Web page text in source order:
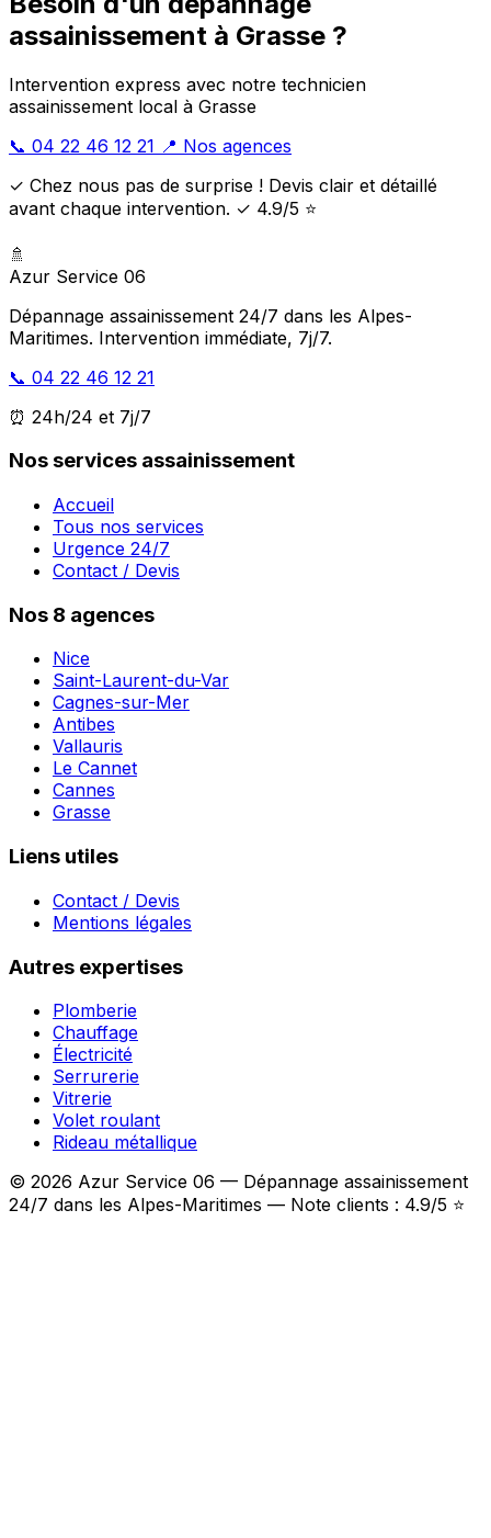
assainissement à Grasse ?
Intervention express avec notre technicien
assainissement local à Grasse
📞 04 22 46 12 21 📍 Nos agences
✓ Chez nous pas de surprise ! Devis clair et détaillé
avant chaque intervention. ✓ 4.9/5 ⭐
🚿
Azur Service 06
Dépannage assainissement 24/7 dans les Alpes-
Maritimes. Intervention immédiate, 7j/7.
📞 04 22 46 12 21
⏰ 24h/24 et 7j/7
Nos services assainissement
Accueil
Tous nos services
Urgence 24/7
Contact / Devis
Nos 8 agences
Nice
Saint-Laurent-du-Var
Cagnes-sur-Mer
Antibes
Vallauris
Le Cannet
Cannes
Grasse
Liens utiles
Contact / Devis
Mentions légales
Autres expertises
Plomberie
Chauffage
Électricité
Serrurerie
Vitrerie
Volet roulant
Rideau métallique
© 2026 Azur Service 06 — Dépannage assainissement
24/7 dans les Alpes-Maritimes — Note clients : 4.9/5 ⭐